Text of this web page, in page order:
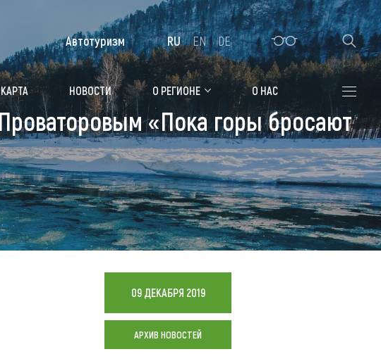
форум Алтайская зимовка
Где остановиться
Санатории
Гостиницы, отели
Коттеджи, базы
Сельские усадьбы
Мотели, придорожные отели
Коллекция впечатлений
КАРТА НОВОСТИ О РЕГИОНЕ О НАС
Автотуризм RU EN DE
«Пока горы бросают
09 ДЕКАБРЯ 2019
АРХИВ НОВОСТЕЙ